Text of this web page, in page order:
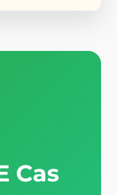
Cas